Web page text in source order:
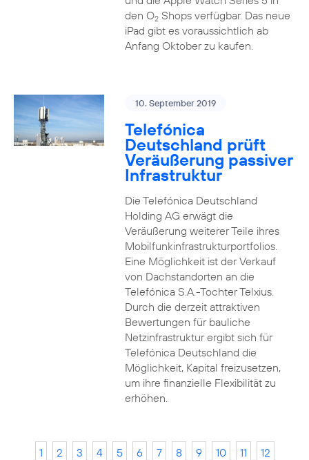
den O2Shops verfügbar. Das neue
iPad gibt es voraussichtlich ab
Anfang Oktober zu kaufen.
10. September 2019
Telefónica
Deutschland prüft
Veräußerung passiver
Infrastruktur
Die Telefónica Deutschland
Holding AG erwägt die
Veräußerung weiterer Teile ihres
Mobilfunkinfrastrukturportfolios.
Eine Möglichkeit ist der Verkauf
von Dachstandorten an die
Telefónica S.A.-Tochter Telxius.
Durch die derzeit attraktiven
Bewertungen für bauliche
Netzinfrastruktur ergibt sich für
Telefónica Deutschland die
Möglichkeit, Kapital freizusetzen,
um ihre finanzielle Flexibilität zu
erhöhen.
1 2 3 4 5 6 7 8 9 10 11
12